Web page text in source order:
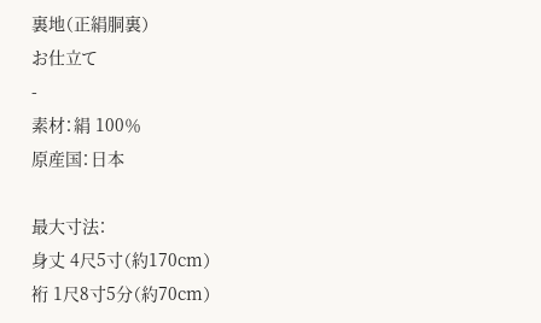
裏地（正絹胴裏）
お仕立て
-
素材：絹 100％
原産国：日本
最大寸法：
身丈 4尺5寸（約170cm）
裄 1尺8寸5分（約70cm）